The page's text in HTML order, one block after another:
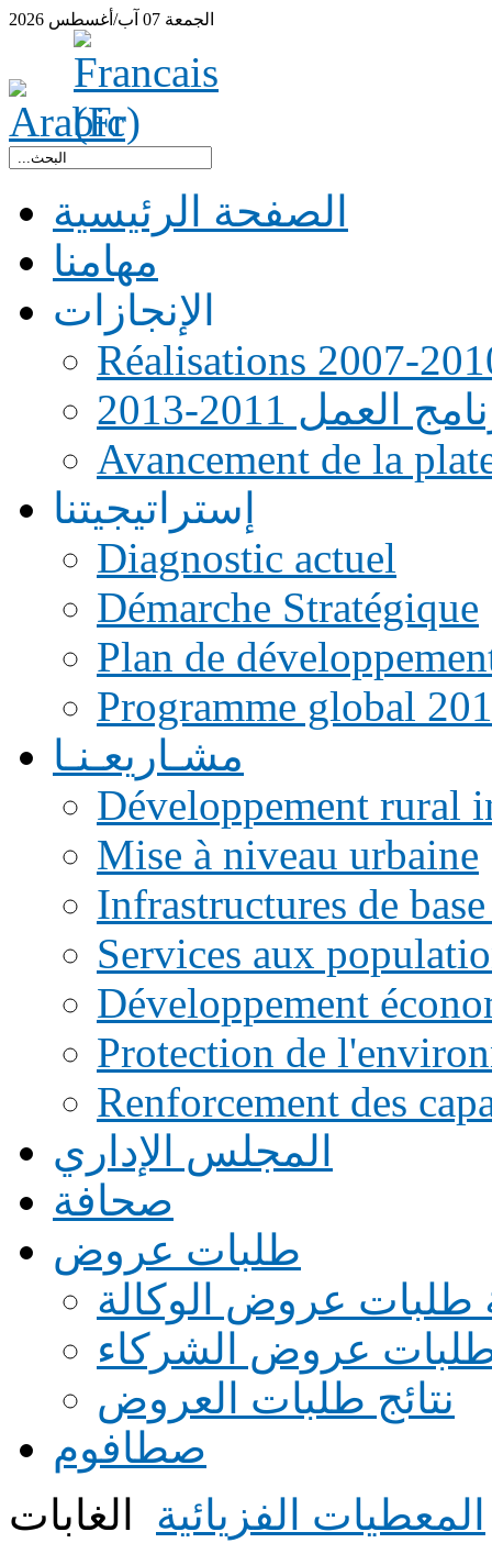
الجمعة 07 آب/أغسطس 2026
الصفحة الرئيسية
مهامنا
الإنجازات
Réalisations 2007-
العمل 2011-2013
Avancement de la
إستراتيجيتنا
Diagnostic actuel
Démarche Stratégique
Plan de
Programme global
مشـاريعـنـا
Développement rural
Mise à niveau urbaine
Infrastructures de
Services aux
Développement
Protection de
Renforcement des
المجلس الإداري
صحافة
طلبات عروض
طلبات عروض الوكالة
طلبات عروض الشركاء
نتائج طلبات العروض
صطافوم
المعطيات الفزيائية
الغابات